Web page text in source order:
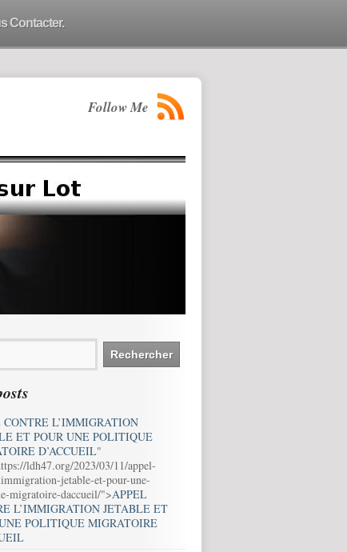
Contacter.
Follow Me
CONTRE L’IMMIGRATION
ET POUR UNE POLITIQUE
D’ACCUEIL"
ldh47.org/2023/03/11/appel-
jetable-et-pour-une-
migratoire-daccueil/">APPEL
L’IMMIGRATION JETABLE ET
POLITIQUE MIGRATOIRE